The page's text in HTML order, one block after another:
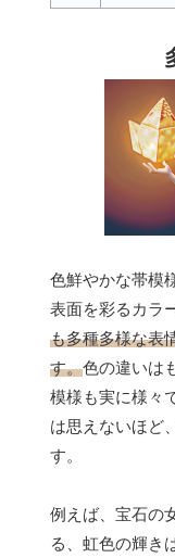
色鮮やかな帯模
表面を彩るカラ
も多種多様な表
す。色の違いは
模様も実に様々
は思えないほど
す。
例えば、宝石の
る、虹色の輝き